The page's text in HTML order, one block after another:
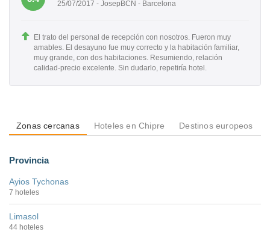
25/07/2017 - JosepBCN - Barcelona
El trato del personal de recepción con nosotros. Fueron muy
amables. El desayuno fue muy correcto y la habitación familiar,
muy grande, con dos habitaciones. Resumiendo, relación
calidad-precio excelente. Sin dudarlo, repetiría hotel.
Zonas cercanas Hoteles en Chipre Destinos europeos
Provincia
Ayios Tychonas
7 hoteles
Limasol
44 hoteles